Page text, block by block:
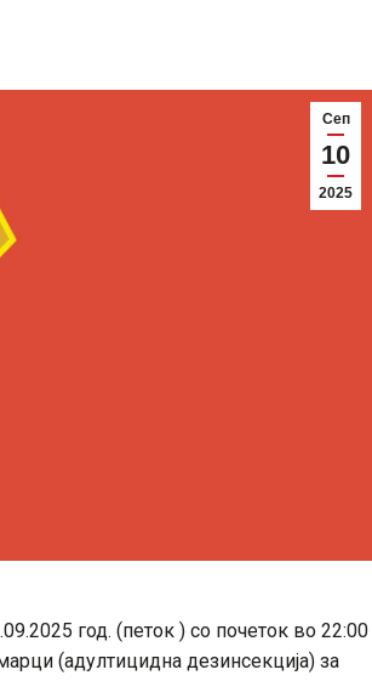
Сеп
10
2025
год. (петок ) со почеток во 22:00
(адултицидна дезинсекција) за